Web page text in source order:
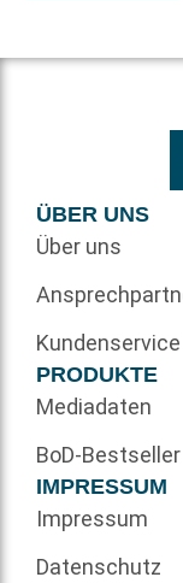
ÜBER UNS
Über uns
Kundenservice
PRODUKTE
Mediadaten
BoD-Bestseller
IMPRESSUM
Impressum
Datenschutz